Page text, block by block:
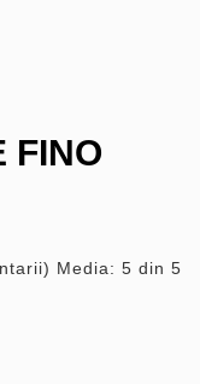
FINO
Media: 5 din 5